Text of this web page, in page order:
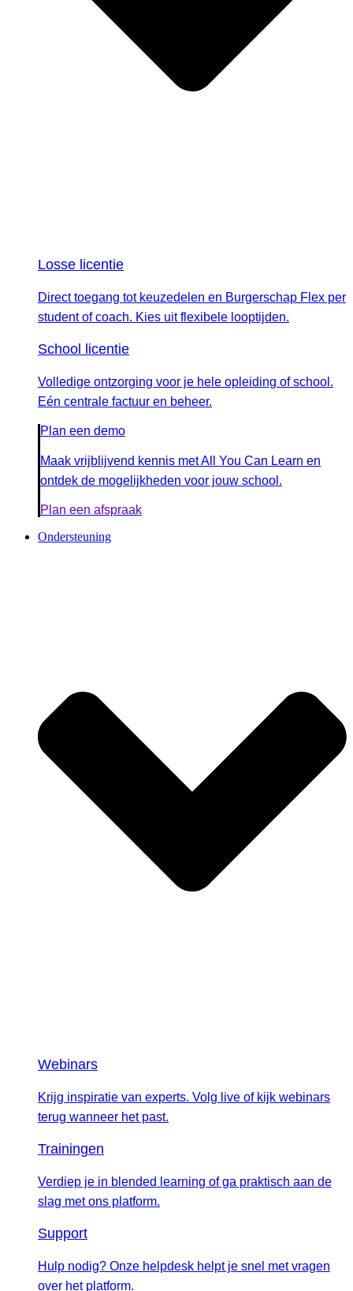
Losse licentie
Direct toegang tot keuzedelen en Burgerschap Flex per
student of coach. Kies uit flexibele looptijden.
School licentie
Volledige ontzorging voor je hele opleiding of school.
Eén centrale factuur en beheer.
Plan een demo
Maak vrijblijvend kennis met All You Can Learn en
ontdek de mogelijkheden voor jouw school.
Plan een afspraak
Ondersteuning
Webinars
Krijg inspiratie van experts. Volg live of kijk webinars
terug wanneer het past.
Trainingen
Verdiep je in blended learning of ga praktisch aan de
slag met ons platform.
Support
Hulp nodig? Onze helpdesk helpt je snel met vragen
over het platform.